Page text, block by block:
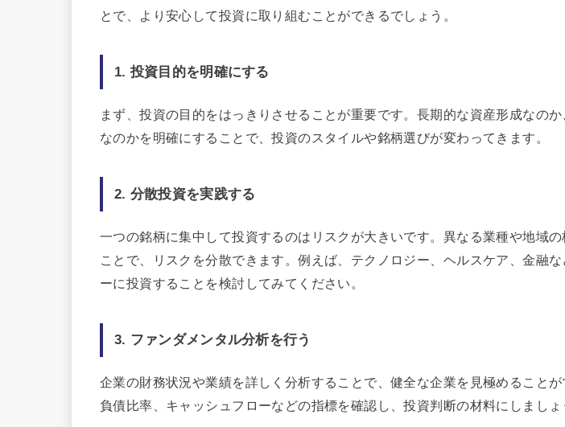
とで、より安心して投資に取り組むことができるでしょう。
1. 投資目的を明確にする
まず、投資の目的をはっきりさせることが重要です。長期的な資産形成なの
なのかを明確にすることで、投資のスタイルや銘柄選びが変わってきます。
2. 分散投資を実践する
一つの銘柄に集中して投資するのはリスクが大きいです。異なる業種や地域
ことで、リスクを分散できます。例えば、テクノロジー、ヘルスケア、金融
ーに投資することを検討してみてください。
3. ファンダメンタル分析を行う
企業の財務状況や業績を詳しく分析することで、健全な企業を見極めることが
負債比率、キャッシュフローなどの指標を確認し、投資判断の材料にしましょ